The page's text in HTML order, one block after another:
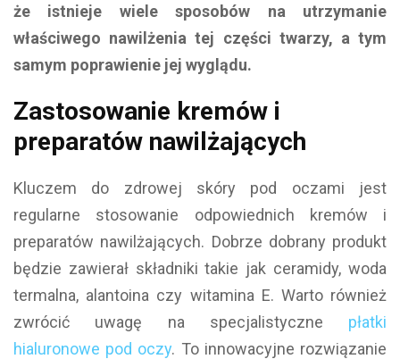
że istnieje wiele sposobów na utrzymanie
właściwego nawilżenia tej części twarzy, a tym
samym poprawienie jej wyglądu.
Zastosowanie kremów i
preparatów nawilżających
Kluczem do zdrowej skóry pod oczami jest
regularne stosowanie odpowiednich kremów i
preparatów nawilżających. Dobrze dobrany produkt
będzie zawierał składniki takie jak ceramidy, woda
termalna, alantoina czy witamina E. Warto również
zwrócić uwagę na specjalistyczne płatki
hialuronowe pod oczy. To innowacyjne rozwiązanie